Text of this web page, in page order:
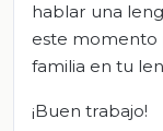
hablar una
este momento
familia en tu
¡Buen trabajo!